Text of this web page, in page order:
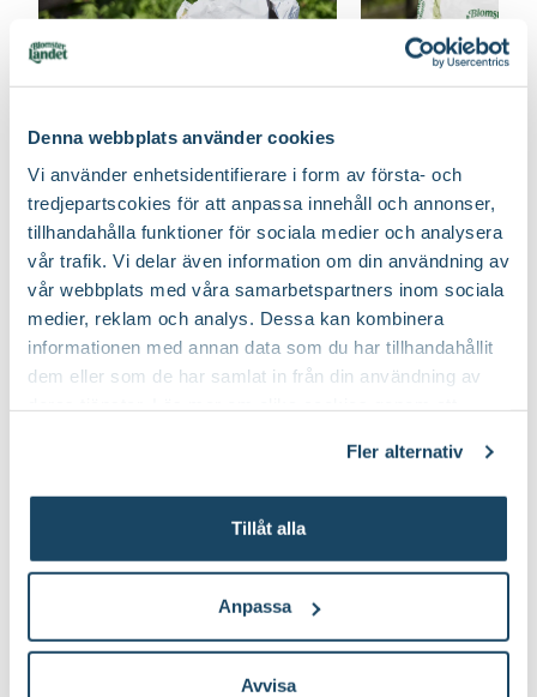
Denna webbplats använder cookies
Vi använder enhetsidentifierare i form av första- och
tredjepartscokies för att anpassa innehåll och annonser,
tillhandahålla funktioner för sociala medier och analysera
vår trafik. Vi delar även information om din användning av
vår webbplats med våra samarbetspartners inom sociala
medier, reklam och analys. Dessa kan kombinera
informationen med annan data som du har tillhandahållit
dem eller som de har samlat in från din användning av
Fler alternativ
Tillåt alla
Anpassa
Avvisa
grönt och friskt bladverk.
Vilken jord passar bäst
förutsättningar att kunna tillväxa och
må bra. Läs mer om våra olika jordar
lämpar sig för olika växter.
Torvfri &
helt ersatts med
nya torvfria och den